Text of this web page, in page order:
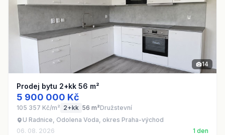
14
Prodej bytu 2+kk 56 m²
5 900 000 Kč
105 357 Kč/m² 2+kk 56 m²Družstevní
U Radnice, Odolena Voda, okres Praha-východ
06. 08. 2026
1 den